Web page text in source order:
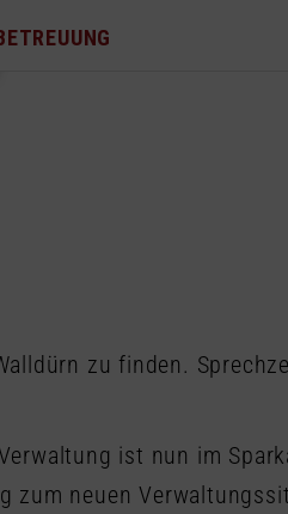
zu finden.
ist nun im
zum neuen